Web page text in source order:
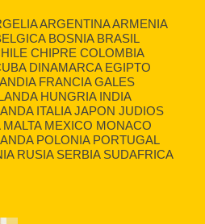
ARGENTINA ARMENIA
BOSNIA BRASIL
CHIPRE COLOMBIA
DINAMARCA EGIPTO
FRANCIA GALES
HUNGRIA INDIA
ITALIA JAPON JUDIOS
MEXICO MONACO
POLONIA PORTUGAL
RUSIA SERBIA SUDAFRICA